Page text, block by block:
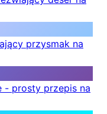
przysmak na
- prosty przepis na